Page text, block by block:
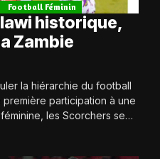
Football Féminin
historique,
Zambie
la hiérarchie du football
participation à une
les Scorchers se